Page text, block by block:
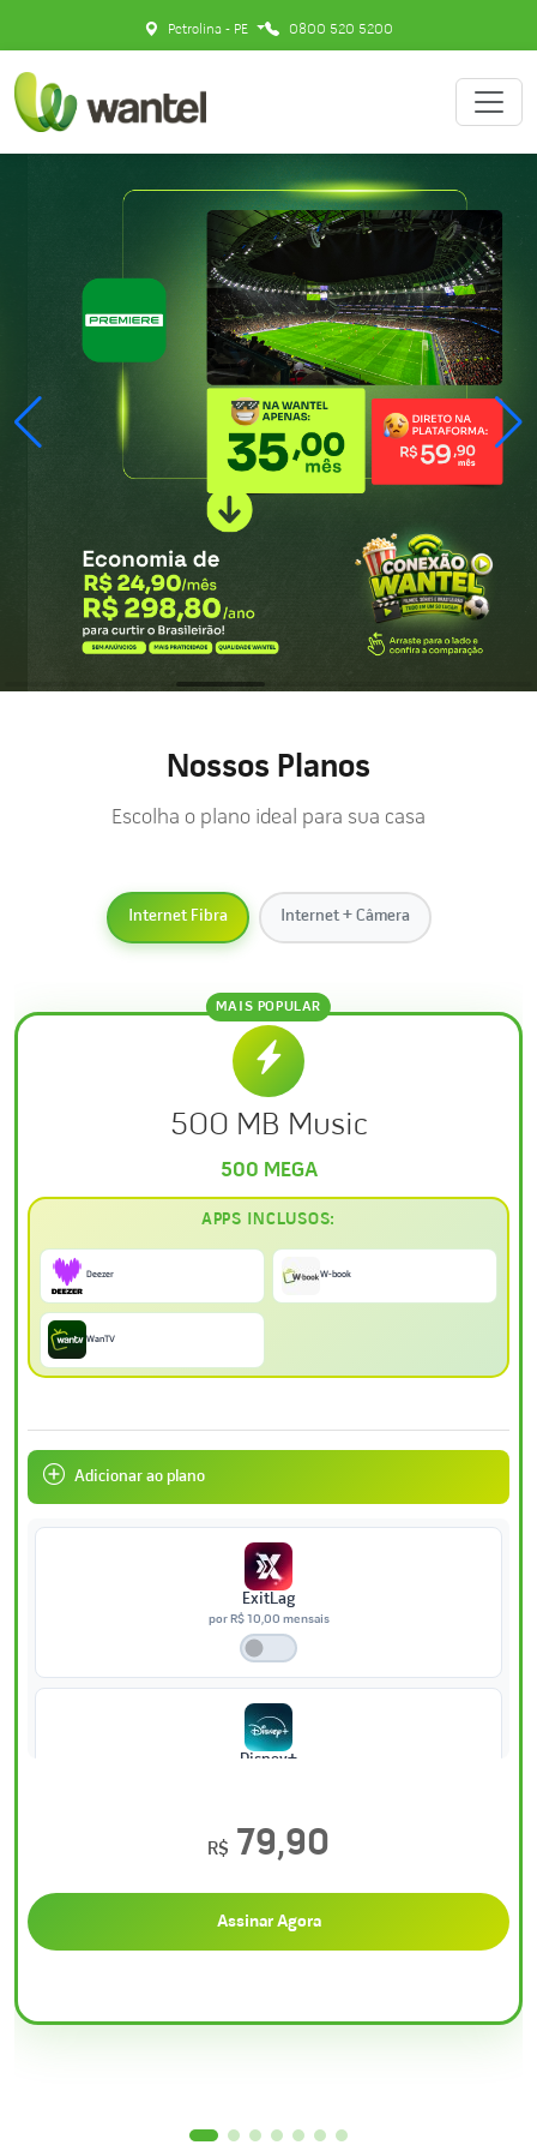
Petrolina - PE 0800 520 5200
Nossos Planos
Escolha o plano ideal para sua casa
Internet Fibra Internet + Câmera
MAIS POPULAR
500 MB Music
500 MEGA
APPS INCLUSOS:
Deezer W-book
WanTV
Adicionar ao plano
ExitLag
por R$ 10,00 mensais
Disney+
HBO Max
R$ 79,90
Assinar Agora